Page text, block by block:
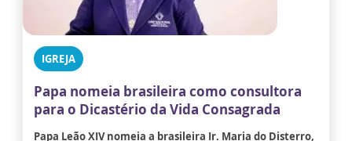
IGREJA
Papa nomeia brasileira como consultora
para o Dicastério da Vida Consagrada
Papa Leão XIV nomeia a brasileira Ir. Maria do Disterro,